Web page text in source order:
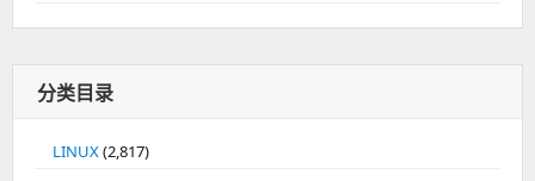
分类目录
LINUX(2,817)